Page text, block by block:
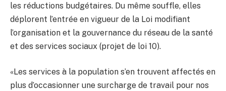
les réductions budgétaires. Du même souffle, elles
déplorent l’entrée en vigueur de la Loi modifiant
l’organisation et la gouvernance du réseau de la santé
et des services sociaux (projet de loi 10).
«Les services à la population s’en trouvent affectés en
plus d’occasionner une surcharge de travail pour nos